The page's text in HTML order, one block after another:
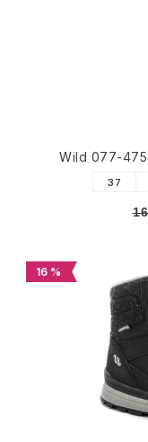
Wild 077-
37
16 %